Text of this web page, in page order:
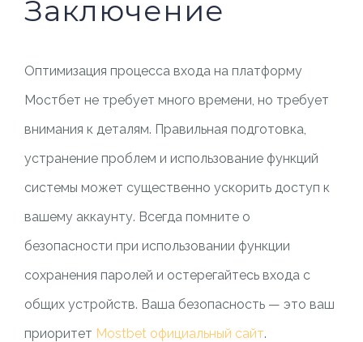
Заключение
Оптимизация процесса входа на платформу
Мостбет не требует много времени, но требует
внимания к деталям. Правильная подготовка,
устранение проблем и использование функций
системы может существенно ускорить доступ к
вашему аккаунту. Всегда помните о
безопасности при использовании функции
сохранения паролей и остерегайтесь входа с
общих устройств. Ваша безопасность — это ваш
приоритет Mostbet официальный сайт.